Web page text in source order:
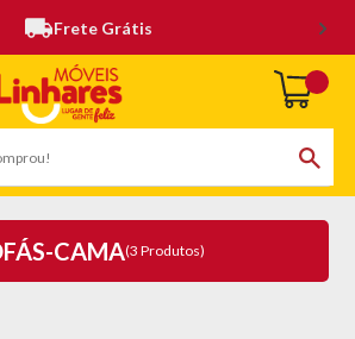
Frete Grátis
CAMA(3 Produtos)